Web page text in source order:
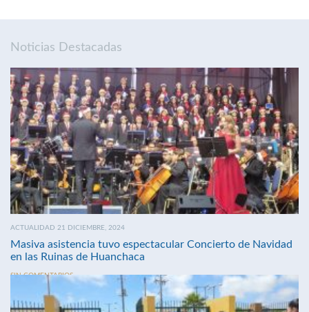
Noticias Destacadas
ACTUALIDAD 21 DICIEMBRE, 2024
Masiva asistencia tuvo espectacular Concierto de Navidad
en las Ruinas de Huanchaca
SIN COMENTARIOS